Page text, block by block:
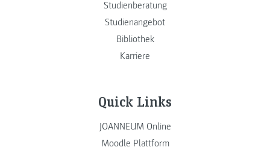
Studienberatung
Studienangebot
Bibliothek
Karriere
Quick Links
JOANNEUM Online
Moodle Plattform